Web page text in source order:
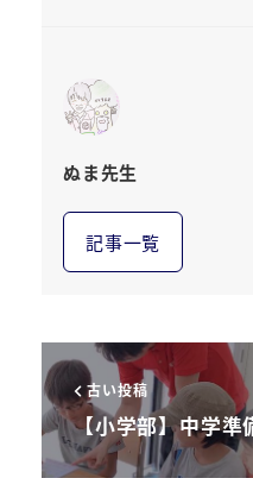
ぬま先生
記事一覧
古い投稿
【小学部】中学準